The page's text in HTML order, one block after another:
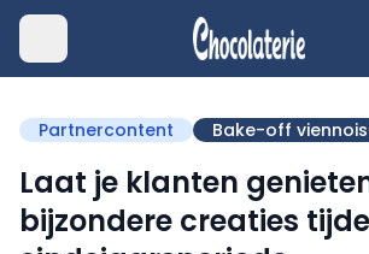
Partnercontent Bake-off
Laat je klanten
bijzondere creaties